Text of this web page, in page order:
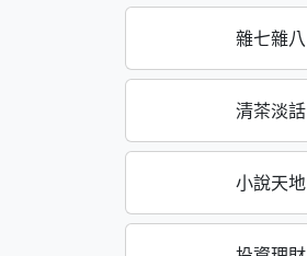
雜七雜八
清茶淡話
小說天地